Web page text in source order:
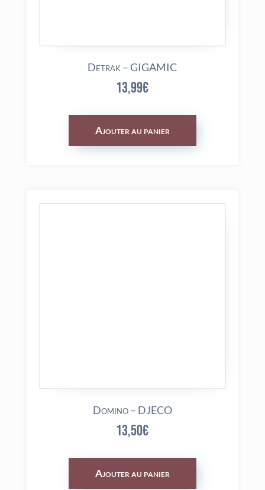
Detrak – GIGAMIC
13,99€
Ajouter au panier
Domino – DJECO
13,50€
Ajouter au panier